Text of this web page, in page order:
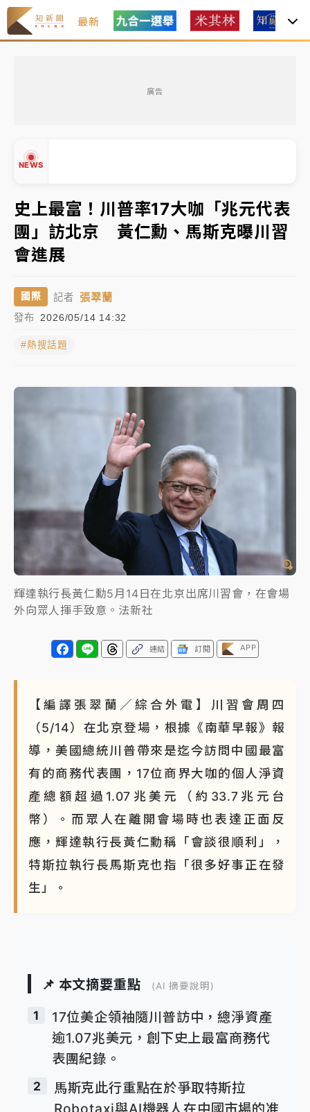
最新
廣告
NEWS
韓股最壞時期已過？大摩估去槓桿完成逾半 波動率降
至2個月低
「白海豚」雨炸新北！通報109件災情 侯友宜揭這類災
損最多
白海豚挾豪雨狂炸新北！時雨量破百毫米 水塔、雨棚
砸落毀車
金控第2季海外曝險破31兆創高 日本年增45%居冠
「好事多磨」
至2個月低
「白海豚」雨炸新北！通報109件災情 侯友宜揭這類災
白海豚挾豪雨狂炸新北！時雨量破百毫米 水塔、雨棚
▼
史上最富！川普率17大咖「兆元代表
團」訪北京 黃仁勳、馬斯克曝川習
會進展
國際 記者 張翠蘭
發布 2026/05/14 14:32
#熱搜話題
輝達執行長黃仁勳5月14日在北京出席川習會，在會場
外向眾人揮手致意。法新社
連結 訂閱 APP
【編譯張翠蘭／綜合外電】川習會周四
（5/14）在北京登場，根據《南華早報》報
導，美國總統川普帶來是迄今訪問中國最富
有的商務代表團，17位商界大咖的個人淨資
產總額超過1.07兆美元（約33.7兆元台
幣）。而眾人在離開會場時也表達正面反
應，輝達執行長黃仁勳稱「會談很順利」，
特斯拉執行長馬斯克也指「很多好事正在發
生」。
📌 本文摘要重點 (AI 摘要說明)
1
17位美企領袖隨川普訪中，總淨資產
逾1.07兆美元，創下史上最富商務代
表團紀錄。
2
馬斯克此行重點在於爭取特斯拉